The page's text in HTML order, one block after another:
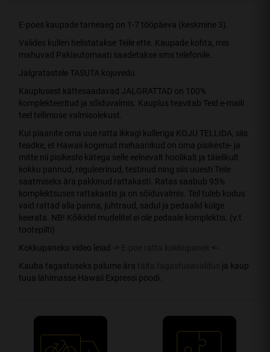
E-poes kaupade tarneaeg on 1-7 tööpäeva (keskmine 3).
Valides kulleri helistatakse Teile ette. Kaupade kohta, mis
mahuvad Pakiautomaati saadetakse sms telefonile.
Jalgratastele TASUTA kojuvedu.
Kauplusest kättesaadavad JALGRATTAD on 100%
komplekteeritud ja sõiduvalmis. Kauplus teavitab Teid e-maili
teel tellimuse valmisolekust.
Kui plaanite oma uue ratta ikkagi kulleriga KOJU TELLIDA, siis
teadke, et Hawaii kogenud mehaanikud on oma pisikeste- ja
mitte nii pisikeste kätega selle eelnevalt hoolikalt ja täielikult
kokku pannud, reguleerinud, testinud ning siis uuesti Teile
saatmiseks ära pakkinud rattakasti. Ratas saabub 95%
komplektsuses rattakastis ja on sõiduvalmis. Teil tuleb kodus
vaid rattad alla panna, juhtraud, sadul ja pedaalid külge
keerata. NB! Kõikidel mudelitel ei ole pedaale komplektis. (v.t
tootepilti)
Kokkupaneku video leiad ->
<-
Kauba tagastuseks palume ära
ja kaup
tuua lähimasse Hawaii Expressi poodi.